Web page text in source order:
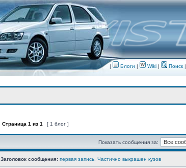
| Блоги | Wiki | Поиск|
Страница 1 из 1 [ 1 блог ]
Показать сообщения за:
Заголовок сообщения: первая запись. Частично выкрашен кузов